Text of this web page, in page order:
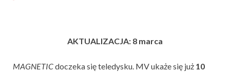
AKTUALIZACJA: 8 marca
MAGNETICdoczeka się teledysku. MV ukaże się już 10